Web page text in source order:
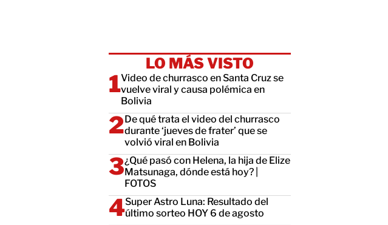
LO MÁS VISTO
Video de churrasco en Santa Cruz se
vuelve viral y causa polémica en
Bolivia
De qué trata el video del churrasco
durante ‘jueves de frater’ que se
volvió viral en Bolivia
¿Qué pasó con Helena, la hija de Elize
Matsunaga, dónde está hoy? |
FOTOS
Super Astro Luna: Resultado del
último sorteo HOY 6 de agosto